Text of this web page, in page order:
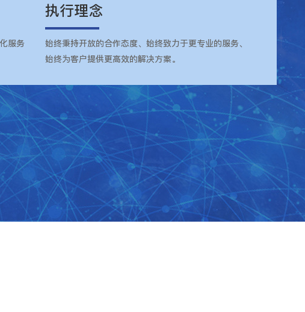
服务
执行理念
始终秉持开放的合作态度、始终致力于更专业的服务、
始终为客户提供更高效的解决方案。